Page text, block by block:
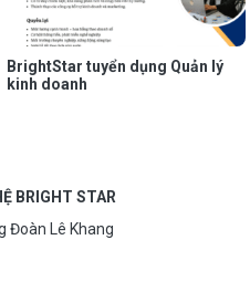
BrightStar tuyển dụng Quản lý
kinh doanh
BRIGHT STAR
Đoàn Lê Khang